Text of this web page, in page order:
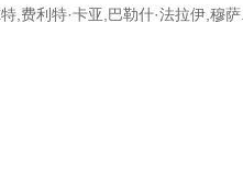
,费利特·卡亚,巴勒什·法拉伊,穆